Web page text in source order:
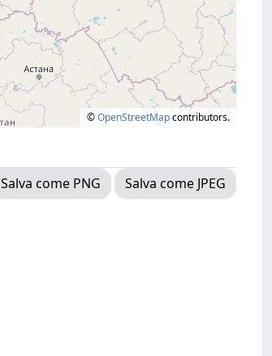
©OpenStreetMapcontributors.
Salva come PNG
Salva come JPEG